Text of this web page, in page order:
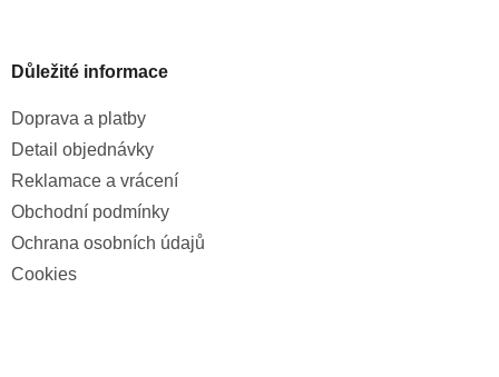
Důležité informace
Doprava a platby
Detail objednávky
Reklamace a vrácení
Obchodní podmínky
Ochrana osobních údajů
Cookies